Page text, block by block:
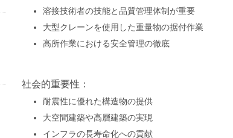
溶接技術者の技能と品質管理体制が重要
大型クレーンを使用した重量物の据付作業
高所作業における安全管理の徹底
社会的重要性：
耐震性に優れた構造物の提供
大空間建築や高層建築の実現
インフラの長寿命化への貢献